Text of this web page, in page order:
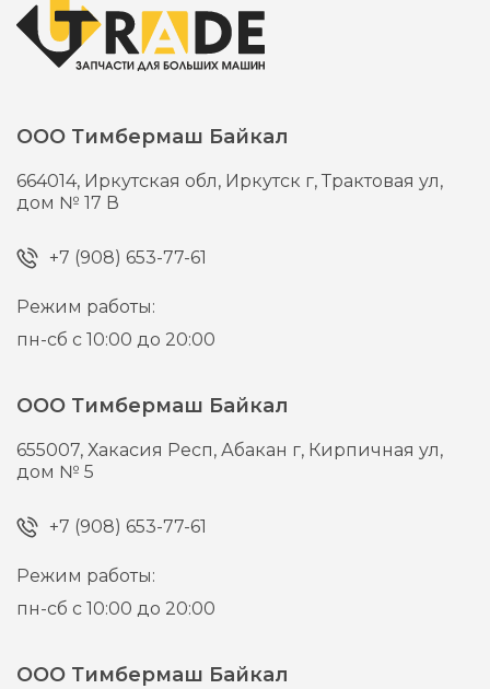
ООО Тимбермаш Байкал
664014, Иркутская обл, Иркутск г,Трактовая ул,
дом № 17 В
+7 (908) 653-77-61
Режим работы:
пн-сб с 10:00 до 20:00
ООО Тимбермаш Байкал
655007,Хакасия Респ, Абакан г, Кирпичная ул,
дом № 5
+7 (908) 653-77-61
Режим работы:
пн-сб с 10:00 до 20:00
ООО Тимбермаш Байкал